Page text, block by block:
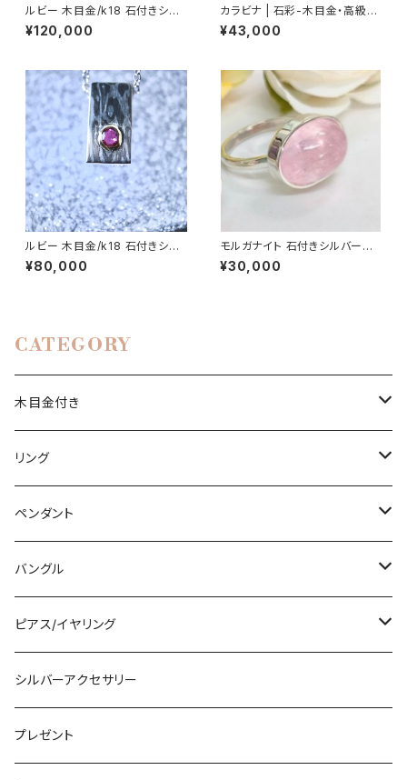
ルビー 木目金/k18 石付きシル
バーリング | 石彩-木目金・高級
シルバーリング
¥120,000
カラビナ | 石彩-木目金・高級シ
ルバージュエリー
¥43,000
ルビー 木目金/k18 石付きシル
バーペンダント | 石彩-木目金・
高級シルバーリング
¥80,000
モルガナイト 石付きシルバーリ
ング |石彩-木目金・高級シルバ
ーリング
¥30,000
CATEGORY
木目金付き
リング
ペンダント
バングル
リング
石付きシルバーリング
槌目リング
プレーンリング
シルバーリング
木目金付リング
石付きリング
ペンダント
木目金付ペンダント
石付きペンダント
バングル
シルバーバングル
木目金付バングル
ピアス/イヤリング
シルバーピアス
シルバーイヤリング
シルバーアクセサリー
プレゼント